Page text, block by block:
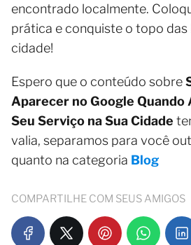
encontrado localmente.
prática e conquiste o topo das
cidade!
Espero que o conteúdo sobre
Aparecer no Google Quando
Seu Serviço na Sua Cidade
valia, separamos para você
quanto na categoria Blog
COMPARTILHE COM SEUS AMIGOS